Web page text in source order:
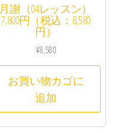
月謝（04レッスン）
7,800円（税込：8,580
円）
¥8,580
お買い物カゴに
追加